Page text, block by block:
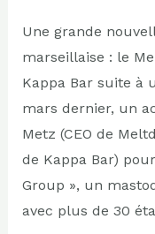
Une grande
marseillaise : le
Kappa Bar suite à
mars dernier, un
Metz (CEO de
de Kappa Bar)
Group », un
avec plus de 30